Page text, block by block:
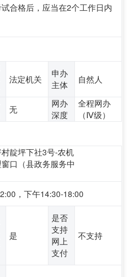
合格后，应当在2个工作日内
法定机关
申办
主体
自然人
无
网办
深度
全程网办
（Ⅳ级）
靛坪下社3号-农机
口（县政务服务中
，下午14:30-18:00
是
是否
支持
网上
支付
不支持